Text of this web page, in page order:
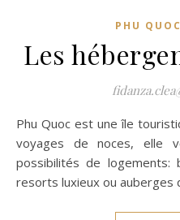
PHU QUOC
Les
Phu Quoc est une île touristique,souvent réputée pour les
voyages de noces, elle
possibilités de logements:
resorts luxieux ou